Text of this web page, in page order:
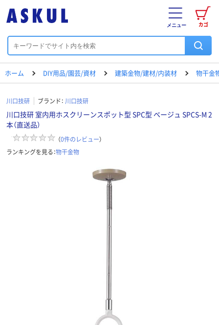
カゴ
メニュー
ホーム DIY用品/園芸/資材 建築金物/建材/内装材 物干金
川口技研 ブランド： 川口技研
川口技研 室内用ホスクリーンスポット型 SPC型 ベージュ SPCS-M 2
本（直送品）
（0件のレビュー）
ランキングを見る：物干金物